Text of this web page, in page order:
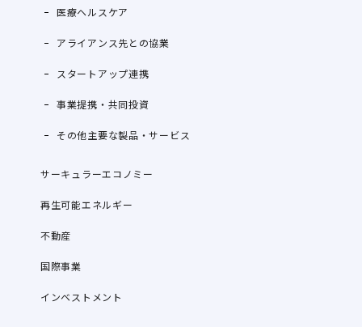
医療ヘルスケア
アライアンス先との協業
スタートアップ連携
事業提携・共同投資
その他主要な製品・サービス
サーキュラーエコノミー
再生可能エネルギー
不動産
国際事業
インベストメント